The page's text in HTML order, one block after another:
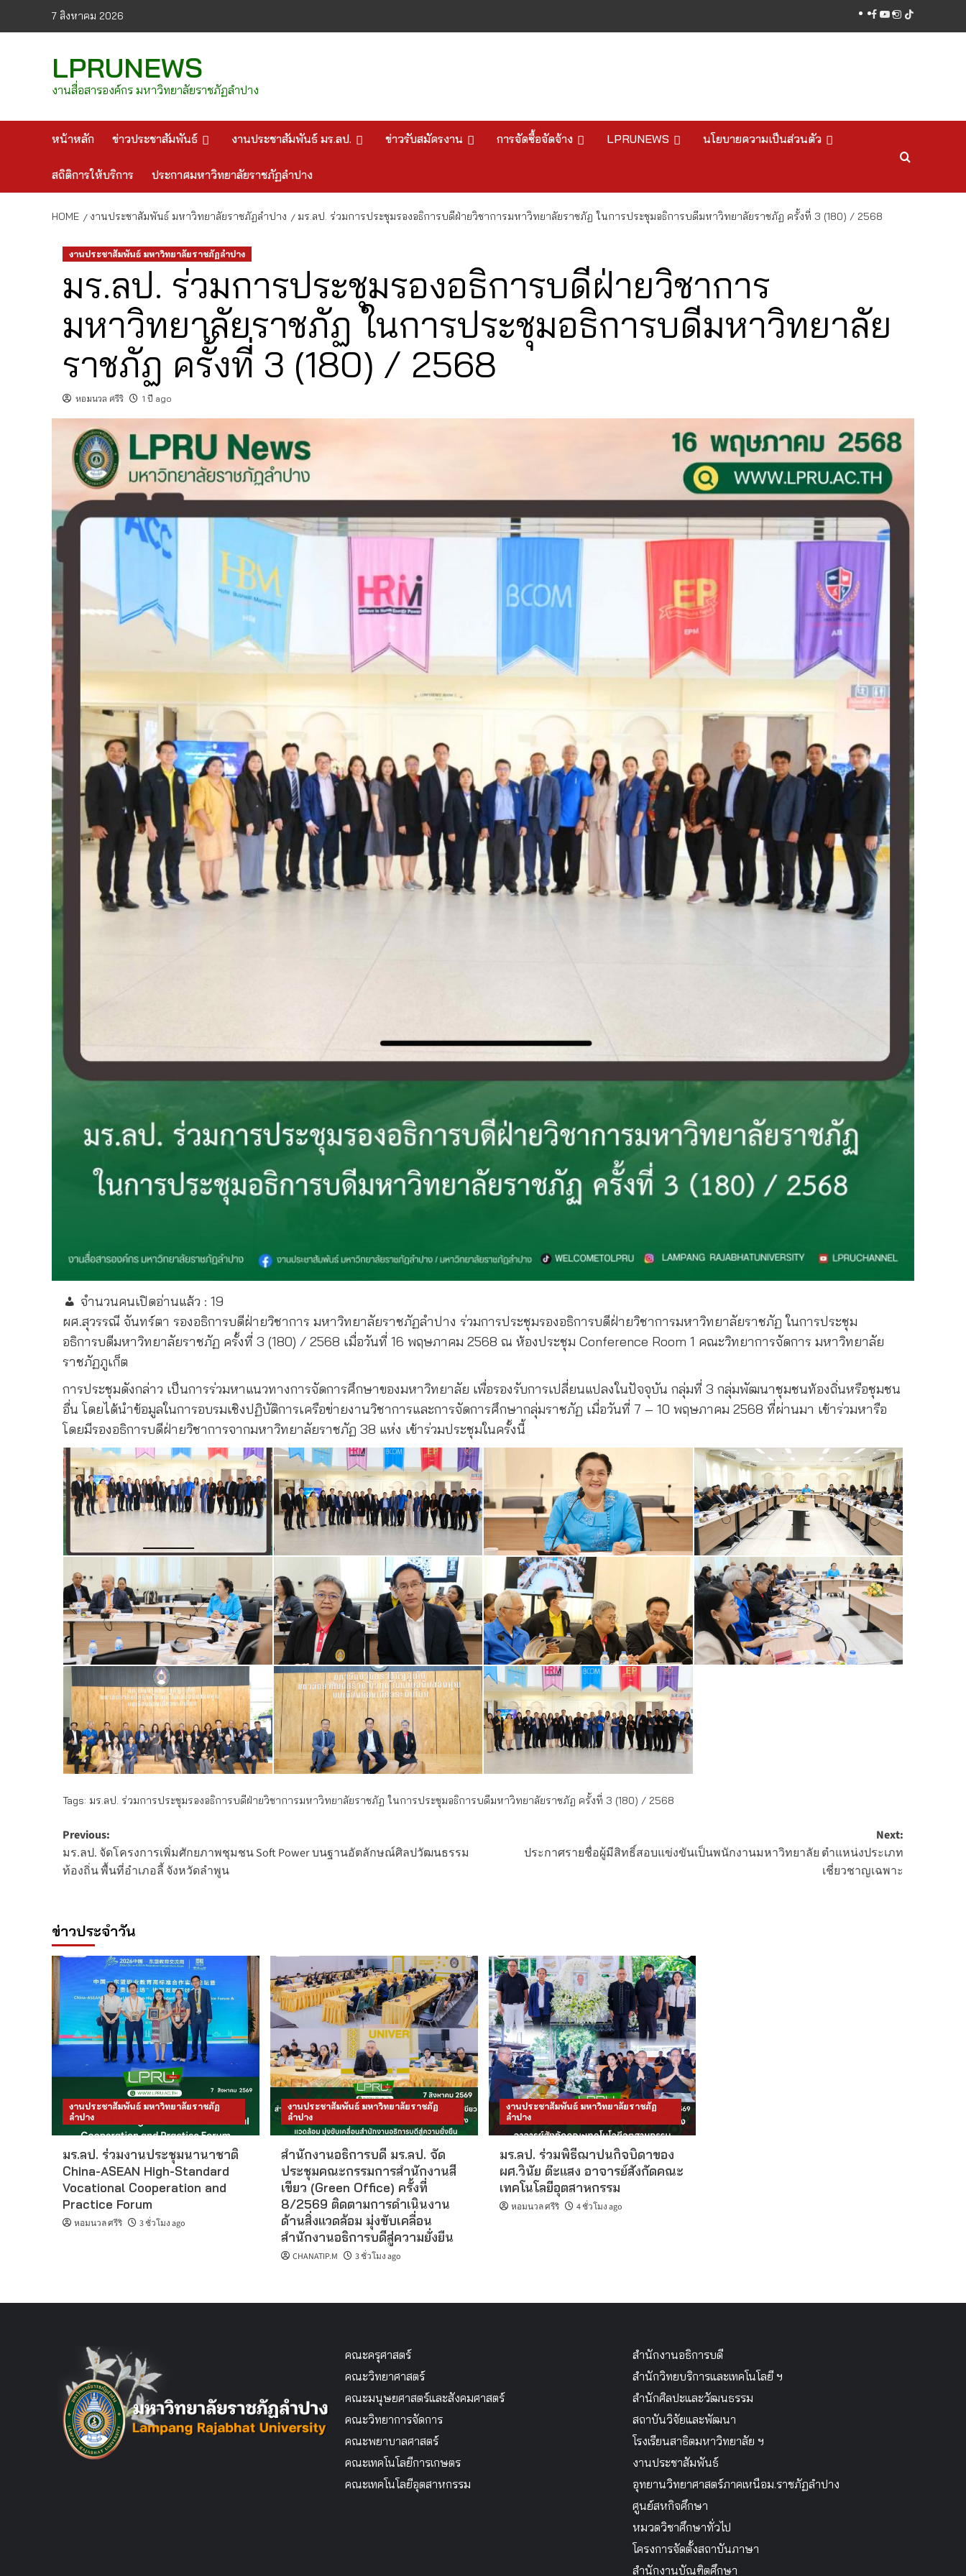
7 สิงหาคม 2026 facebook
youtube
instagram
tiktok
LPRUNEWS
งานสื่อสารองค์กร มหาวิทยาลัยราชภัฏลำปาง
หน้าหลัก ข่าวประชาสัมพันธ์ งานประชาสัมพันธ์ มร.ลป. ข่าวรับสมัครงาน การจัดซื้อจัดจ้าง LPRUNEWS นโยบายความเป็นส่วนตัว
สถิติการให้บริการ ประกาศมหาวิทยาลัยราชภัฏลำปาง
HOME งานประชาสัมพันธ์ มหาวิทยาลัยราชภัฏลำปาง มร.ลป. ร่วมการประชุมรองอธิการบดีฝ่ายวิชาการมหาวิทยาลัยราชภัฏ ในการประชุมอธิการบดีมหาวิทยาลัยราชภัฏ ครั้งที่ 3 (180) / 2568
งานประชาสัมพันธ์ มหาวิทยาลัยราชภัฏลำปาง
มร.ลป. ร่วมการประชุมรองอธิการบดีฝ่ายวิชาการ
มหาวิทยาลัยราชภัฏ ในการประชุมอธิการบดีมหาวิทยาลัย
ราชภัฏ ครั้งที่ 3 (180) / 2568
หอมนวล ศรีริ 1 ปี ago
จำนวนคนเปิดอ่านแล้ว : 19
ผศ.สุวรรณี จันทร์ตา รองอธิการบดีฝ่ายวิชาการ มหาวิทยาลัยราชภัฏลำปาง ร่วมการประชุมรองอธิการบดีฝ่ายวิชาการมหาวิทยาลัยราชภัฏ ในการประชุม
อธิการบดีมหาวิทยาลัยราชภัฏ ครั้งที่ 3 (180) / 2568 เมื่อวันที่ 16 พฤษภาคม 2568 ณ ห้องประชุม Conference Room 1 คณะวิทยาการจัดการ มหาวิทยาลัย
ราชภัฏภูเก็ต
การประชุมดังกล่าว เป็นการร่วมหาแนวทางการจัดการศึกษาของมหาวิทยาลัย เพื่อรองรับการเปลี่ยนแปลงในปัจจุบัน กลุ่มที่ 3 กลุ่มพัฒนาชุมชนท้องถิ่นหรือชุมชน
อื่น โดยได้นำข้อมูลในการอบรมเชิงปฏิบัติการเครือข่ายงานวิชาการและการจัดการศึกษากลุ่มราชภัฏ เมื่อวันที่ 7 – 10 พฤษภาคม 2568 ที่ผ่านมา เข้าร่วมหารือ
โดยมีรองอธิการบดีฝ่ายวิชาการจากมหาวิทยาลัยราชภัฏ 38 แห่ง เข้าร่วมประชุมในครั้งนี้
Tags: มร.ลป. ร่วมการประชุมรองอธิการบดีฝ่ายวิชาการมหาวิทยาลัยราชภัฏ ในการประชุมอธิการบดีมหาวิทยาลัยราชภัฏ ครั้งที่ 3 (180) / 2568
Post
navigation
Previous:
มร.ลป. จัดโครงการเพิ่มศักยภาพชุมชน Soft Power บนฐานอัตลักษณ์ศิลปวัฒนธรรม
ท้องถิ่น พื้นที่อำเภอลี้ จังหวัดลำพูน
Next:
ประกาศรายชื่อผู้มีสิทธิ์สอบแข่งขันเป็นพนักงานมหาวิทยาลัย ตำแหน่งประเภท
เชี่ยวชาญเฉพาะ
ข่าวประจำวัน
งานประชาสัมพันธ์ มหาวิทยาลัยราชภัฏ
ลำปาง
มร.ลป. ร่วมงานประชุมนานาชาติ
China-ASEAN High-Standard
Vocational Cooperation and
Practice Forum
หอมนวล ศรีริ 3 ชั่วโมง ago
งานประชาสัมพันธ์ มหาวิทยาลัยราชภัฏ
ลำปาง
สำนักงานอธิการบดี มร.ลป. จัด
ประชุมคณะกรรมการสำนักงานสี
เขียว (Green Office) ครั้งที่
8/2569 ติดตามการดำเนินงาน
ด้านสิ่งแวดล้อม มุ่งขับเคลื่อน
สำนักงานอธิการบดีสู่ความยั่งยืน
CHANATIP.M 3 ชั่วโมง ago
งานประชาสัมพันธ์ มหาวิทยาลัยราชภัฏ
ลำปาง
มร.ลป. ร่วมพิธีฌาปนกิจบิดาของ
ผศ.วินัย ต๊ะแสง อาจารย์สังกัดคณะ
เทคโนโลยีอุตสาหกรรม
หอมนวล ศรีริ 4 ชั่วโมง ago
คณะครุศาสตร์
คณะวิทยาศาสตร์
คณะมนุษยศาสตร์และสังคมศาสตร์
คณะวิทยาการจัดการ
คณะพยาบาลศาสตร์
คณะเทคโนโลยีการเกษตร
คณะเทคโนโลยีอุตสาหกรรม
สำนักงานอธิการบดี
สำนักวิทยบริการและเทคโนโลยี ฯ
สำนักศิลปะและวัฒนธรรม
สถาบันวิจัยและพัฒนา
โรงเรียนสาธิตมหาวิทยาลัย ฯ
งานประชาสัมพันธ์
อุทยานวิทยาศาสตร์ภาคเหนือม.ราชภัฏลำปาง
ศูนย์สหกิจศึกษา
หมวดวิชาศึกษาทั่วไป
โครงการจัดตั้งสถาบันภาษา
สำนักงานบัณฑิตศึกษา